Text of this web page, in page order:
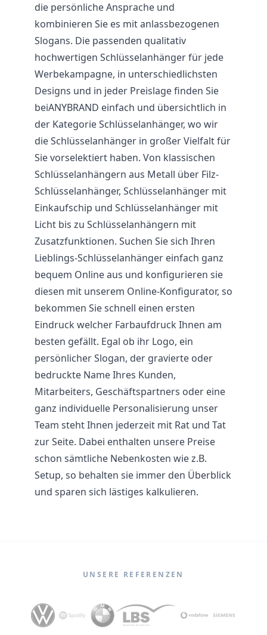
die persönliche Ansprache und
kombinieren Sie es mit anlassbezogenen
Slogans. Die passenden qualitativ
hochwertigen Schlüsselanhänger für jede
Werbekampagne, in unterschiedlichsten
Designs und in jeder Preislage finden Sie
beiANYBRAND einfach und übersichtlich in
der Kategorie Schlüsselanhänger, wo wir
die Schlüsselanhänger in großer Vielfalt für
Sie vorselektiert haben. Von klassischen
Schlüsselanhängern aus Metall über Filz-
Schlüsselanhänger, Schlüsselanhänger mit
Einkaufschip und Schlüsselanhänger mit
Licht bis zu Schlüsselanhängern mit
Zusatzfunktionen. Suchen Sie sich Ihren
Lieblings-Schlüsselanhänger einfach ganz
bequem Online aus und konfigurieren sie
diesen mit unserem Online-Konfigurator, so
bekommen Sie schnell einen ersten
Eindruck welcher Farbaufdruck Ihnen am
besten gefällt. Egal ob ihr Logo, ein
persönlicher Slogan, der gravierte oder
bedruckte Name Ihres Kunden,
Mitarbeiters, Geschäftspartners oder eine
ganz individuelle Personalisierung unser
Team steht Ihnen jederzeit mit Rat und Tat
zur Seite. Dabei enthalten unsere Preise
schon sämtliche Nebenkosten wie z.B.
Setup, so behalten sie immer den Überblick
und sparen sich lästiges kalkulieren.
UNSERE REFERENZEN